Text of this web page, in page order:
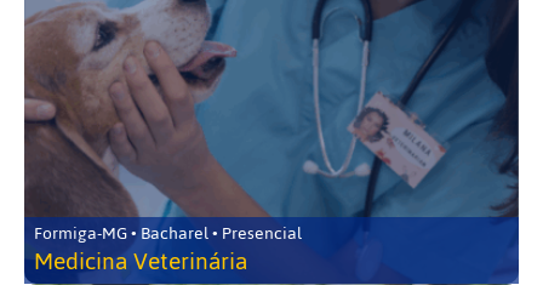
Formiga-MG • Bacharel • Presencial
Medicina Veterinária